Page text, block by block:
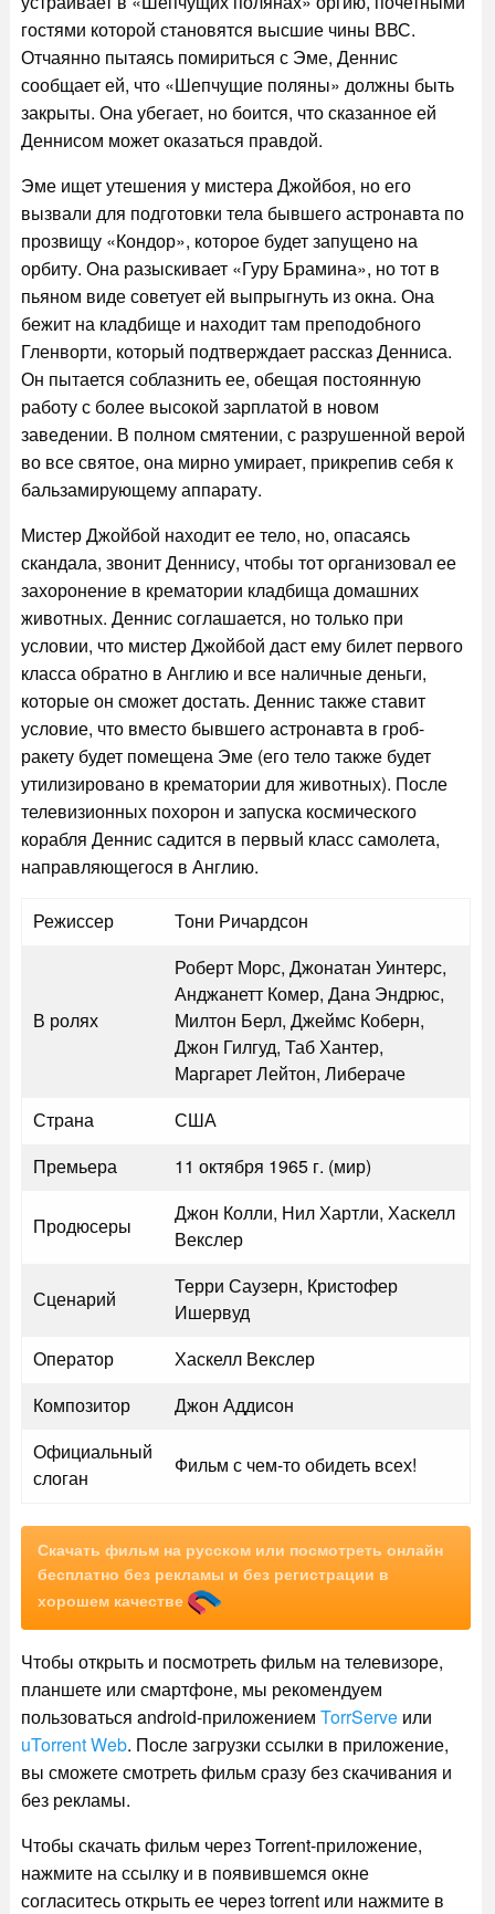
гостями которой становятся высшие чины ВВС.
Отчаянно пытаясь помириться с Эме, Деннис
сообщает ей, что «Шепчущие поляны» должны быть
закрыты. Она убегает, но боится, что сказанное ей
Деннисом может оказаться правдой.
Эме ищет утешения у мистера Джойбоя, но его
вызвали для подготовки тела бывшего астронавта по
прозвищу «Кондор», которое будет запущено на
орбиту. Она разыскивает «Гуру Брамина», но тот в
пьяном виде советует ей выпрыгнуть из окна. Она
бежит на кладбище и находит там преподобного
Гленворти, который подтверждает рассказ Денниса.
Он пытается соблазнить ее, обещая постоянную
работу с более высокой зарплатой в новом
заведении. В полном смятении, с разрушенной верой
во все святое, она мирно умирает, прикрепив себя к
бальзамирующему аппарату.
Мистер Джойбой находит ее тело, но, опасаясь
скандала, звонит Деннису, чтобы тот организовал ее
захоронение в крематории кладбища домашних
животных. Деннис соглашается, но только при
условии, что мистер Джойбой даст ему билет первого
класса обратно в Англию и все наличные деньги,
которые он сможет достать. Деннис также ставит
условие, что вместо бывшего астронавта в гроб-
ракету будет помещена Эме (его тело также будет
утилизировано в крематории для животных). После
телевизионных похорон и запуска космического
корабля Деннис садится в первый класс самолета,
направляющегося в Англию.
Режиссер Тони Ричардсон
В ролях
Роберт Морс, Джонатан Уинтерс,
Анджанетт Комер, Дана Эндрюс,
Милтон Берл, Джеймс Коберн,
Джон Гилгуд, Таб Хантер,
Маргарет Лейтон, Либераче
Страна
США
Премьера
11 октября 1965 г. (мир)
Продюсеры
Джон Колли, Нил Хартли, Хаскелл
Векслер
Сценарий
Терри Саузерн, Кристофер
Ишервуд
Оператор
Хаскелл Векслер
Композитор
Джон Аддисон
Официальный
слоган
Фильм с чем-то обидеть всех!
Скачать фильм на русском или посмотреть онлайн
бесплатно без рекламы и без регистрации в
хорошем качестве
Чтобы открыть и посмотреть фильм на телевизоре,
планшете или смартфоне, мы рекомендуем
пользоваться android-приложением TorrServeили
uTorrent Web. После загрузки ссылки в приложение,
вы сможете смотреть фильм сразу без скачивания и
без рекламы.
Чтобы скачать фильм через Torrent-приложение,
нажмите на ссылку и в появившемся окне
согласитесь открыть ее через torrent или нажмите в